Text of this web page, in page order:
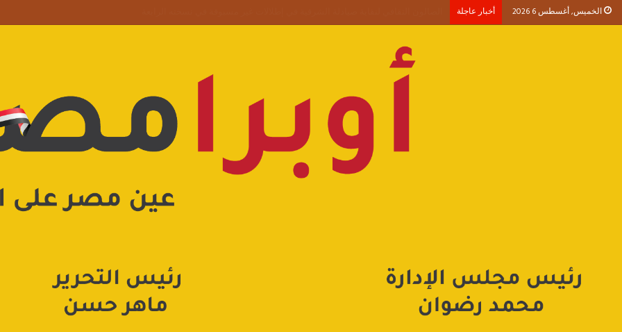
الخميس, أغسطس 6 2026 أخبار عاجلة